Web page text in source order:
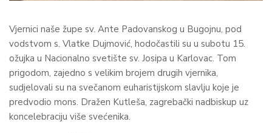
Vjernici naše župe sv. Ante Padovanskog u Bugojnu, pod
vodstvom s. Vlatke Dujmović, hodočastili su u subotu 15.
ožujka u Nacionalno svetište sv. Josipa u Karlovac. Tom
prigodom, zajedno s velikim brojem drugih vjernika,
sudjelovali su na svečanom euharistijskom slavlju koje je
predvodio mons. Dražen Kutleša, zagrebački nadbiskup uz
koncelebraciju više svećenika.